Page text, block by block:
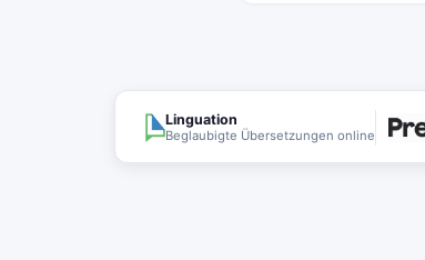
Linguation
Beglaubigte Übersetzungen online